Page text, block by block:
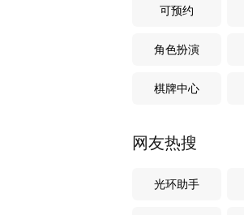
可预约
角色扮演
棋牌中心
网友热搜
光环助手